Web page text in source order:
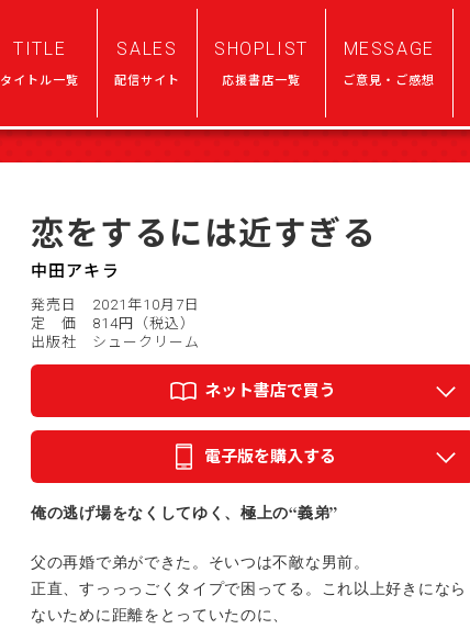
TITLE
タイトル一覧
SALES
配信サイト
SHOPLIST
応援書店一覧
MESSAGE
ご意見・ご感想
恋をするには近すぎる
中田アキラ
発売日 2021年10月7日
定 価 814円（税込）
出版社 シュークリーム
ネット書店で買う
電子版を購入する
俺の逃げ場をなくしてゆく、極上の“義弟”
父の再婚で弟ができた。そいつは不敵な男前。
正直、すっっっごくタイプで困ってる。これ以上好きになら
ないために距離をとっていたのに、